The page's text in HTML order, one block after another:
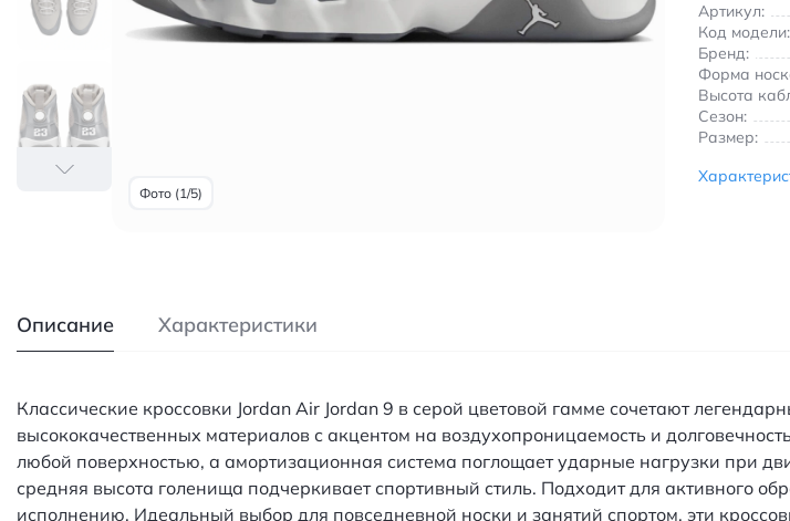
Фото (1/5)
Артикул:
Код модели:
Бренд:
Форма
Высота
Сезон:
Размер:
Описание Характеристики
Классические кроссовки Jordan Air Jordan 9 в серой цветовой гамме сочетают
высококачественных материалов с акцентом на воздухопроницаемость и
любой поверхностью, а амортизационная система поглощает ударные нагрузки при
средняя высота голенища подчеркивает спортивный стиль. Подходит для активного
исполнению. Идеальный выбор для повседневной носки и занятий спортом, эти